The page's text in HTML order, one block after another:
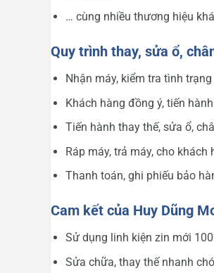
… cùng nhiều thương hiệu
Quy trình thay, sửa ổ,
Nhận máy, kiểm tra tình
Khách hàng đồng ý, tiến
Tiến hành thay thế, sửa ổ,
Ráp máy, trả máy, cho khách
Thanh toán, ghi phiếu bảo
Cam kết của Huy Dũng
Sử dụng linh kiện zin mới
Sửa chữa, thay thế nhanh